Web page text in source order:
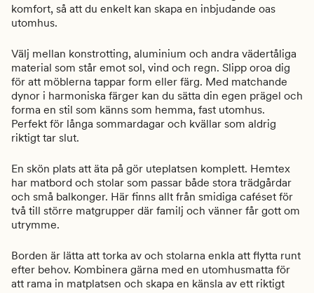
komfort, så att du enkelt kan skapa en inbjudande oas
utomhus.
Välj mellan konstrotting, aluminium och andra vädertåliga
material som står emot sol, vind och regn. Slipp oroa dig
för att möblerna tappar form eller färg. Med matchande
dynor i harmoniska färger kan du sätta din egen prägel och
forma en stil som känns som hemma, fast utomhus.
Perfekt för långa sommardagar och kvällar som aldrig
riktigt tar slut.
En skön plats att äta på gör uteplatsen komplett. Hemtex
har matbord och stolar som passar både stora trädgårdar
och små balkonger. Här finns allt från smidiga caféset för
två till större matgrupper där familj och vänner får gott om
utrymme.
Borden är lätta att torka av och stolarna enkla att flytta runt
efter behov. Kombinera gärna med en utomhusmatta för
att rama in matplatsen och skapa en känsla av ett riktigt